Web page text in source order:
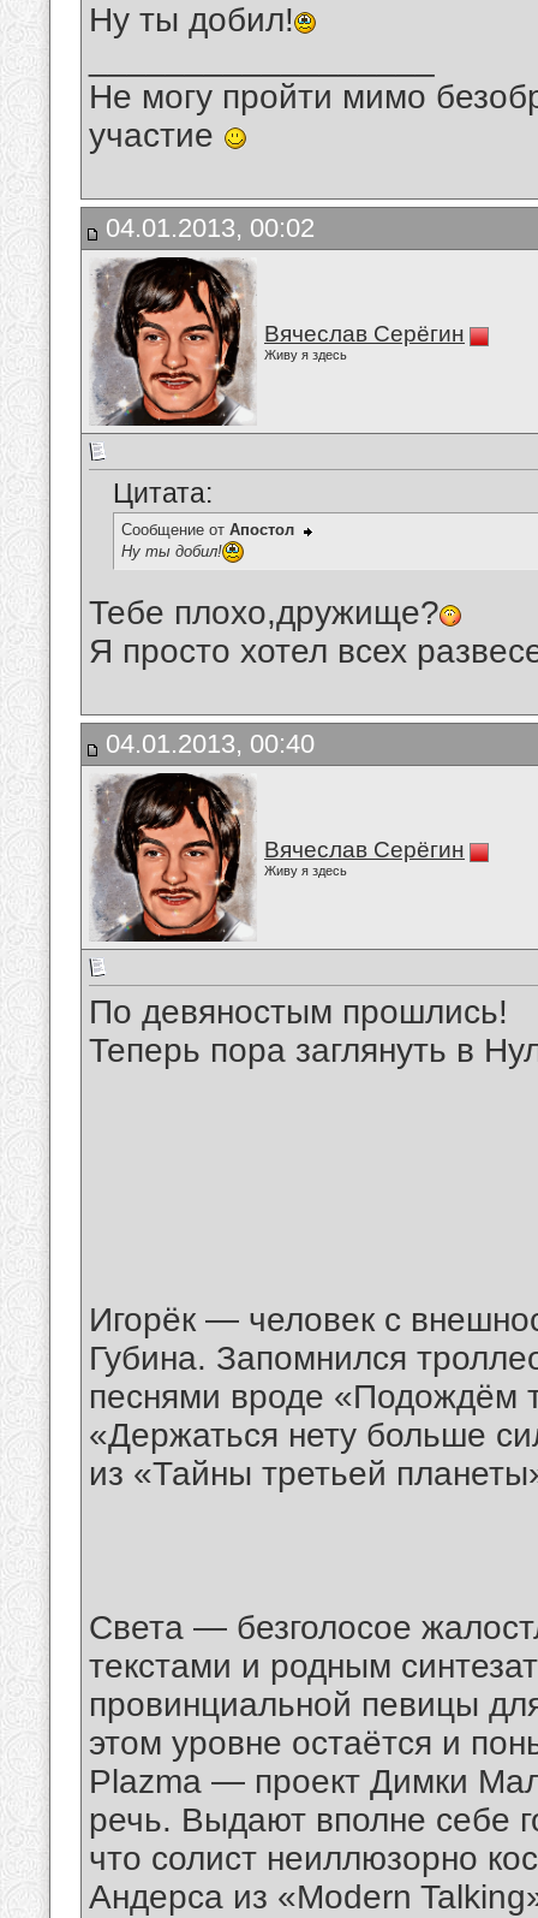
Ну ты добил!
Не могу пройти мимо
участие
04.01.2013, 00:02
Вячеслав Серёгин
Живу я здесь
Цитата:
Сообщение от Апостол
Ну ты добил!
Тебе плохо,дружище?
Я просто хотел всех
04.01.2013, 00:40
Вячеслав Серёгин
Живу я здесь
По девяностым прошлись!
Теперь пора заглянуть в
Игорёк — человек с
Губина. Запомнился
песнями вроде «Подождём
«Держаться нету больше
из «Тайны третьей
Света — безголосое
текстами и родным
провинциальной певицы
этом уровне остаётся и
Plazma — проект Димки
речь. Выдают вполне себе
что солист неиллюзорно
Андерса из «Modern